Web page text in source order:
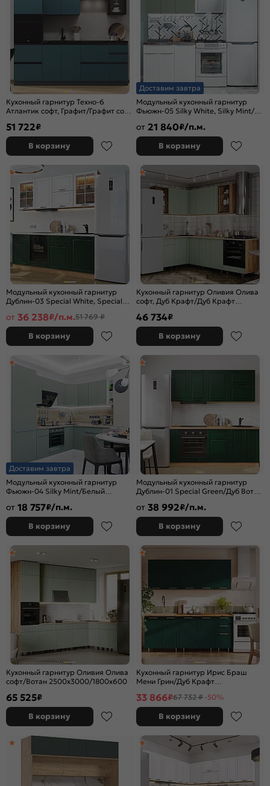
Кухонный гарнитур Техно-6
Атлантик софт, Графит/Графит софт
темный)
51 722₽
В корзину
Доставим завтра
Модульный кухонный гарнитур
Фьюжн-05 Silky White, Silky Mint/
от 21 840₽/п.м.
В корзину
Модульный кухонный гарнитур
Дублин-03 Special White, Special
от 36 238₽/п.м.51 769 ₽
В корзину
Кухонный гарнитур Оливия Олива
софт, Дуб Крафт/Дуб Крафт
46 734₽
В корзину
Доставим завтра
Модульный кухонный гарнитур
Фьюжн-04 Silky Mint/Белый
от 18 757₽/п.м.
В корзину
Модульный кухонный гарнитур
Дублин-01 Special Green/Дуб Вотан
от 38 992₽/п.м.
В корзину
Кухонный гарнитур Оливия Олива
софт/Вотан 2500x3000/1800x600
65 525₽
В корзину
Кухонный гарнитур Ирис Браш
Мени Грин/Дуб Крафт
33 866₽67 732 ₽ -50%
В корзину